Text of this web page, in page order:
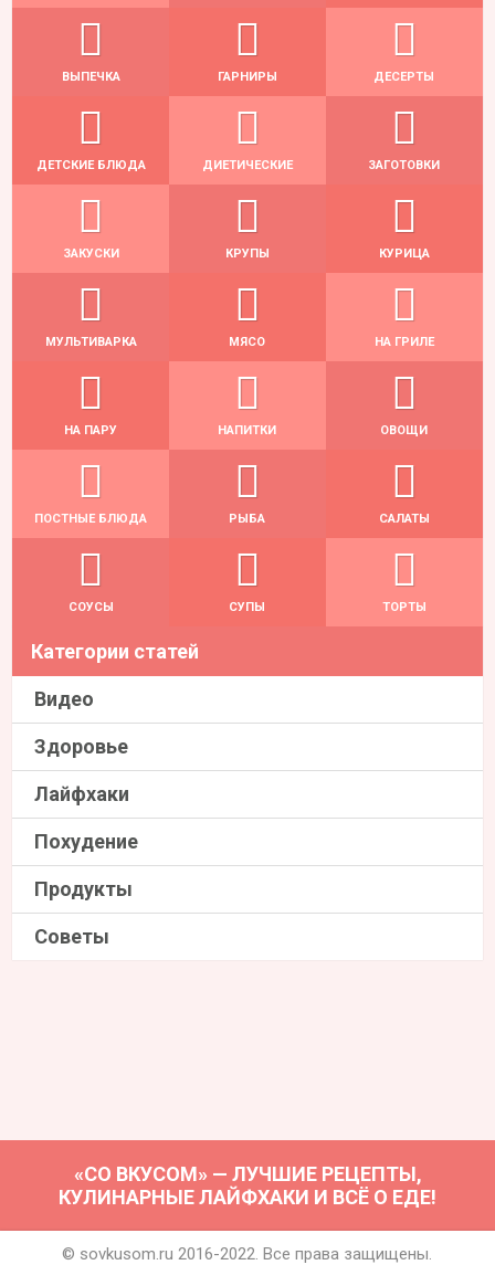
ВЫПЕЧКА ГАРНИРЫ ДЕСЕРТЫ
ДЕТСКИЕ БЛЮДА ДИЕТИЧЕСКИЕ ЗАГОТОВКИ
ЗАКУСКИ КРУПЫ КУРИЦА
МУЛЬТИВАРКА МЯСО НА ГРИЛЕ
НА ПАРУ НАПИТКИ ОВОЩИ
ПОСТНЫЕ БЛЮДА РЫБА САЛАТЫ
СОУСЫ СУПЫ ТОРТЫ
Категории статей
Видео
Здоровье
Лайфхаки
Похудение
Продукты
Советы
«СО ВКУСОМ» — ЛУЧШИЕ РЕЦЕПТЫ,
КУЛИНАРНЫЕ ЛАЙФХАКИ И ВСЁ О ЕДЕ!
© sovkusom.ru 2016-2022. Все права защищены.